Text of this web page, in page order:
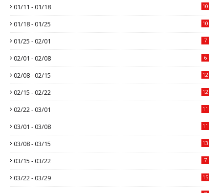
01/11 - 01/18 10
01/18 - 01/25 10
01/25 - 02/01 7
02/01 - 02/08 6
02/08 - 02/15 12
02/15 - 02/22 12
02/22 - 03/01 11
03/01 - 03/08 11
03/08 - 03/15 13
03/15 - 03/22 7
03/22 - 03/29 15